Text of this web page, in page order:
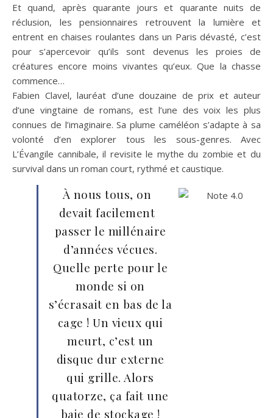
Et quand, après quarante jours et quarante nuits de
réclusion, les pensionnaires retrouvent la lumière et
entrent en chaises roulantes dans un Paris dévasté, c’est
pour s’apercevoir qu’ils sont devenus les proies de
créatures encore moins vivantes qu’eux. Que la chasse
commence…
Fabien Clavel, lauréat d’une douzaine de prix et auteur
d’une vingtaine de romans, est l’une des voix les plus
connues de l’imaginaire. Sa plume caméléon s’adapte à sa
volonté d’en explorer tous les sous-genres. Avec
L’Évangile cannibale, il revisite le mythe du zombie et du
survival dans un roman court, rythmé et caustique.
À nous tous, on
devait facilement
passer le millénaire
d’années vécues.
Quelle perte pour le
monde si on
s’écrasait en bas de la
cage ! Un vieux qui
meurt, c’est un
disque dur externe
qui grille. Alors
quatorze, ça fait une
baie de stockage !